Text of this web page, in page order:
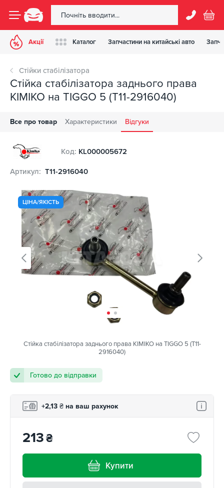
Акції Каталог Запчастини на китайські авто
Стійки стабілізатора
Стійка стабілізатора заднього права
KIMIKO на TIGGO 5 (T11-2916040)
Все про товар Характеристики Відгуки
Код: KL000005672
Артикул: T11-2916040
ЦІНА/ЯКІСТЬ
Стійка стабілізатора заднього права KIMIKO на TIGGO 5 (T11-
2916040)
Готово до відправки
+2,13 ₴ на ваш рахунок
213₴
Купити